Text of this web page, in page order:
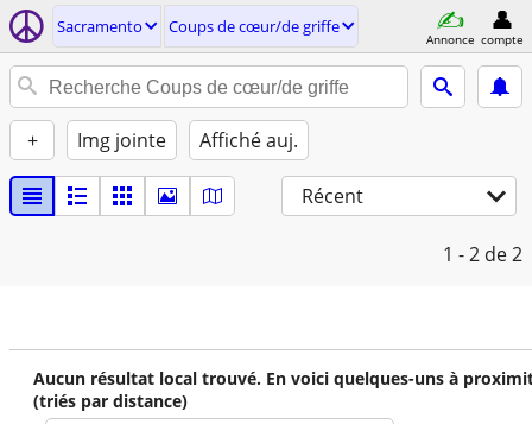
Sacramento Coups de cœur/de griffe
Annonce compte
+ Img jointe Affiché auj.
Récent
1 - 2 de 2
Aucun résultat local trouvé. En voici quelques-uns à
(triés par distance)